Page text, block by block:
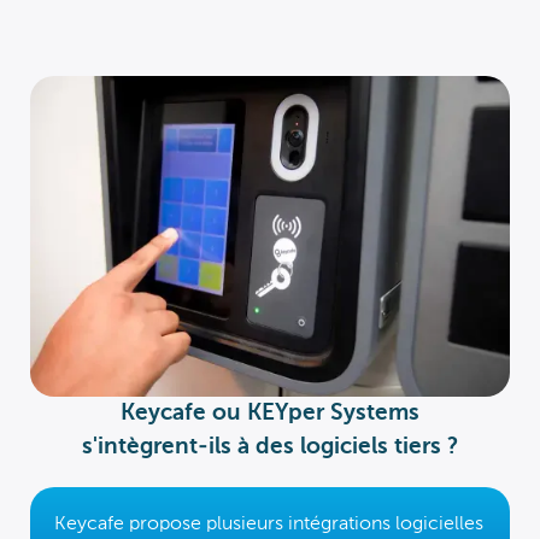
Keycafe ou KEYper Systems
s'intègrent-ils à des logiciels tiers ?
Keycafe propose plusieurs intégrations logicielles